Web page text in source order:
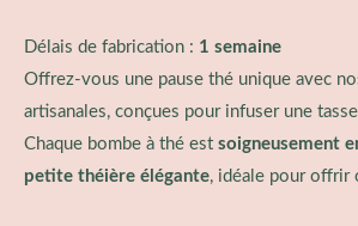
Délais de fabrication : 1 semaine
Offrez-vous une pause thé unique avec
artisanales, conçues pour infuser une
Chaque bombe à thé est soigneusement
petite théière élégante, idéale pour offrir